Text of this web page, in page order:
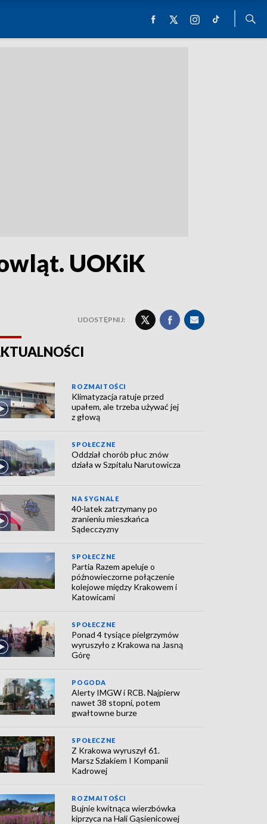
UOKiK
UDOSTĘPNIJ:
ROZMAITOŚCI
Klimatyzacja ratuje przed
upałem, ale trzeba używać jej
z głową
SPOŁECZNE
Oddział chorób płuc znów
działa w Szpitalu Narutowicza
NA SYGNALE
40-latek zatrzymany po
zranieniu mieszkańca
Sądecczyzny
SPOŁECZNE
Partia Razem apeluje o
późnowieczorne połączenie
kolejowe między Krakowem i
Katowicami
SPOŁECZNE
Ponad 4 tysiące pielgrzymów
wyruszyło z Krakowa na Jasną
Górę
POGODA
Alerty IMGW i RCB. Najpierw
nawet 38 stopni, potem
gwałtowne burze
SPOŁECZNE
Z Krakowa wyruszył 61.
Marsz Szlakiem I Kompanii
Kadrowej
ROZMAITOŚCI
Bujnie kwitnąca wierzbówka
kiprzyca na Hali Gąsienicowej